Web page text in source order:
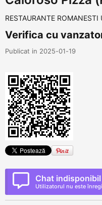
RESTAURANTE ROMANESTI
Verifica cu
Publicat in 2025-01-19
Chat indisponibil
Utilizatorul nu este